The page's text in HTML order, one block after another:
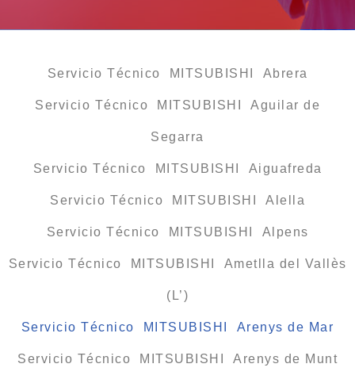
Servicio Técnico MITSUBISHI Abrera
Servicio Técnico MITSUBISHI Aguilar de
Segarra
Servicio Técnico MITSUBISHI Aiguafreda
Servicio Técnico MITSUBISHI Alella
Servicio Técnico MITSUBISHI Alpens
Servicio Técnico MITSUBISHI Ametlla del Vallès
(L’)
Servicio Técnico MITSUBISHI Arenys de Mar
Servicio Técnico MITSUBISHI Arenys de Munt